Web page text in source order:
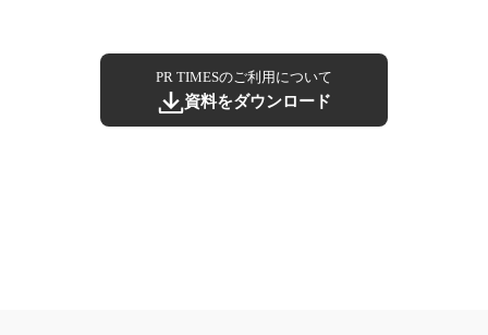
PR TIMESのご利用について
資料をダウンロード